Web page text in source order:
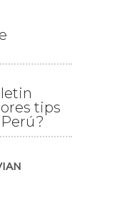
tips